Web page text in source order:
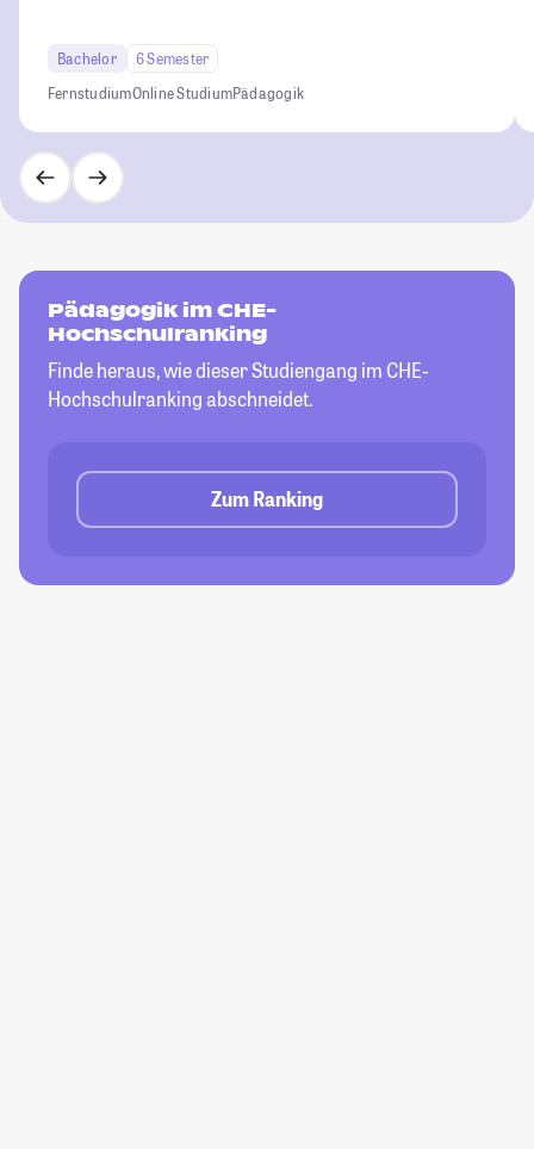
Bachelor
6 Semester
FernstudiumOnline StudiumPädagogik
Pädagogik im CHE-
Hochschulranking
Finde heraus, wie dieser Studiengang im CHE-
Hochschulranking abschneidet.
Zum Ranking